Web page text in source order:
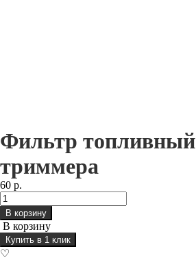
Фильтр
триммера
60 р.
В корзину
В корзину
Купить в 1 клик
♡